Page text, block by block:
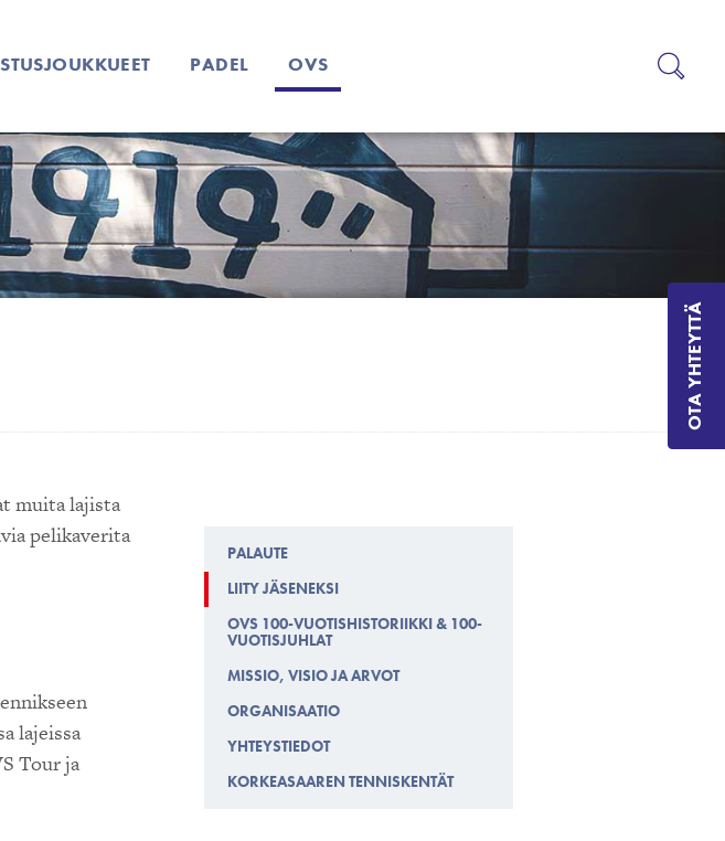
PADEL OVS
muita lajista
pelikaverita
lajeissa
Tour ja
PALAUTE
LIITY JÄSENEKSI
OVS 100-VUOTISHISTORIIKKI & 100-
VUOTISJUHLAT
MISSIO, VISIO JA ARVOT
ORGANISAATIO
YHTEYSTIEDOT
KORKEASAAREN TENNISKENTÄT
OTA YHTEYTTÄ